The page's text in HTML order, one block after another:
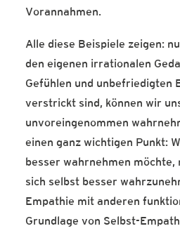
Vorannahmen.
Alle diese Beispiele zeigen:
den eigenen irrationalen
Gefühlen und unbefriedigten
verstrickt sind, können wir
unvoreingenommen
einen ganz wichtigen Punkt:
besser wahrnehmen möchte,
sich selbst besser
Empathie mit anderen
Grundlage von Selbst-